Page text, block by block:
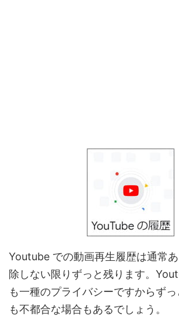
Youtube での動画再生履歴は通常
除しない限りずっと残ります。
も一種のプライバシーですからず
も不都合な場合もあるでしょう。